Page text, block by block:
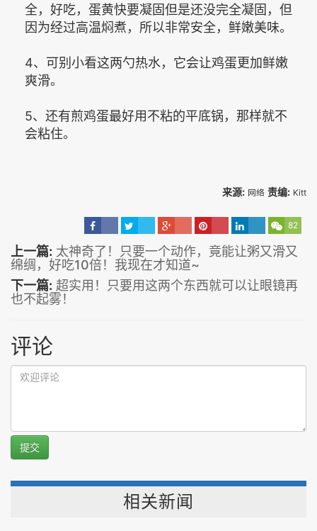
全，好吃，蛋黄快要凝固但是还没完全凝固，但
因为经过高温焖煮，所以非常安全，鲜嫩美味。
4、可别小看这两勺热水，它会让鸡蛋更加鲜嫩
爽滑。
5、还有煎鸡蛋最好用不粘的平底锅，那样就不
会粘住。
来源: 网络 责编: Kitt
82
上一篇: 太神奇了！只要一个动作，竟能让粥又滑又
绵绸，好吃10倍！我现在才知道~
下一篇: 超实用！只要用这两个东西就可以让眼镜再
也不起雾！
评论
提交
相关新闻